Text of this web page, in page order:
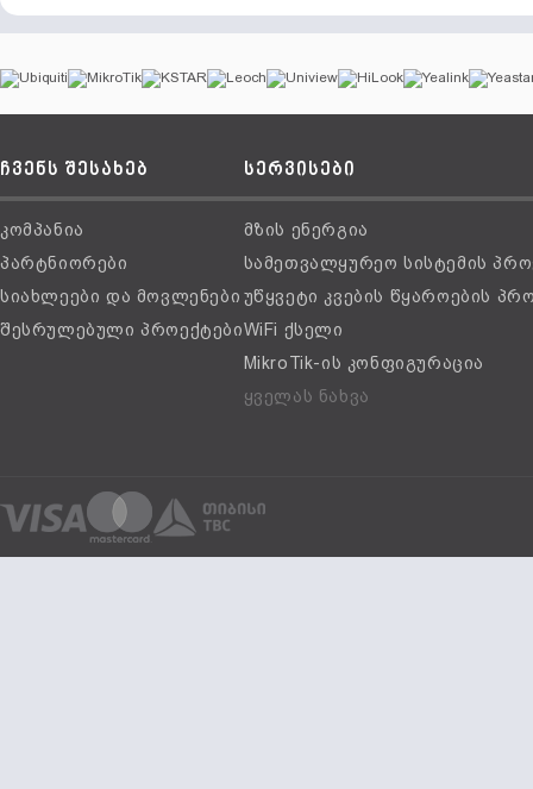
ჩვენს შესახებ
კომპანია
პარტნიორები
სიახლეები და მოვლენები
შესრულებული პროექტები
სერვისები
მზის ენერგია
სამეთვალყურეო სისტემის
უწყვეტი კვების წყაროების
WiFi ქსელი
MikroTik-ის კონფიგურაცია
ყველას ნახვა